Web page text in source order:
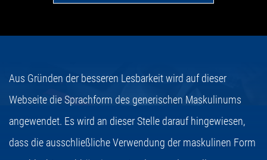
Aus Gründen der besseren Lesbarkeit wird auf dieser
Webseite die Sprachform des generischen Maskulinums
angewendet. Es wird an dieser Stelle darauf hingewiesen,
dass die ausschließliche Verwendung der maskulinen Form